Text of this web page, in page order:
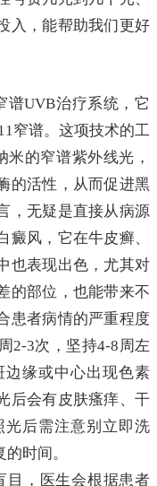
入，能帮助我们更好
谱UVB治疗系统，它
窄谱。这项技术的工
的窄谱紫外线光，
的活性，从而促进黑
，无疑是直接从病源
风，它在牛皮癣、
也表现出色，尤其对
的部位，也能带来不
患者病情的严重程度
2-3次，坚持4-8周左
缘或中心出现色素
后会有皮肤瘙痒、干
后需注意别立即洗
时间。
目，医生会根据患者